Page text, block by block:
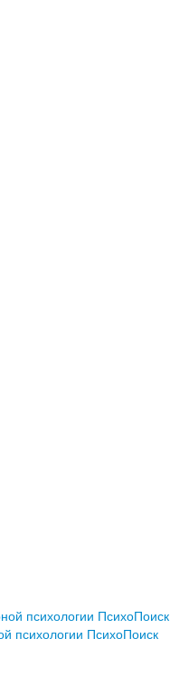
психологии ПсихоПоиск
психологии ПсихоПоиск